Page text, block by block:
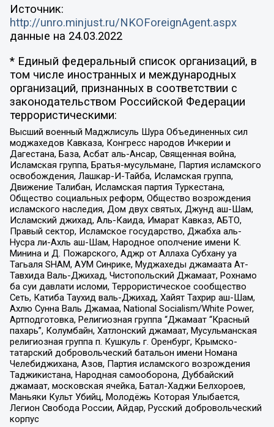
Источник:
http://unro.minjust.ru/NKOForeignAgent.aspx
данные на 24.03.2022
* Единый федеральный список организаций, в
том числе иностранных и международных
организаций, признанных в соответствии с
законодательством Российской Федерации
террористическими:
Высший военный Маджлисуль Шура Объединенных сил
моджахедов Кавказа, Конгресс народов Ичкерии и
Дагестана, База, Асбат аль-Ансар, Священная война,
Исламская группа, Братья-мусульмане, Партия исламского
освобождения, Лашкар-И-Тайба, Исламская группа,
Движение Талибан, Исламская партия Туркестана,
Общество социальных реформ, Общество возрождения
исламского наследия, Дом двух святых, Джунд аш-Шам,
Исламский джихад, Аль-Каида, Имарат Кавказ, АБТО,
Правый сектор, Исламское государство, Джабха аль-
Нусра ли-Ахль аш-Шам, Народное ополчение имени К.
Минина и Д. Пожарского, Аджр от Аллаха Субхану уа
Тагьаля SHAM, АУМ Синрике, Муджахеды джамаата Ат-
Тавхида Валь-Джихад, Чистопольский Джамаат, Рохнамо
ба суи давлати исломи, Террористическое сообщество
Сеть, Катиба Таухид валь-Джихад, Хайят Тахрир аш-Шам,
Ахлю Сунна Валь Джамаа, National Socialism/White Power,
Артподготовка, Религиозная группа “Джамаат “Красный
пахарь”, Колумбайн, Хатлонский джамаат, Мусульманская
религиозная группа п. Кушкуль г. Оренбург, Крымско-
татарский добровольческий батальон имени Номана
Челебиджихана, Азов, Партия исламского возрождения
Таджикистана, Народная самооборона, Дуббайский
джамаат, московская ячейка, Батал-Хаджи Белхороев,
Маньяки Культ Убийц, Молодёжь Которая Улыбается,
Легион Свобода России, Айдар, Русский добровольческий
корпус